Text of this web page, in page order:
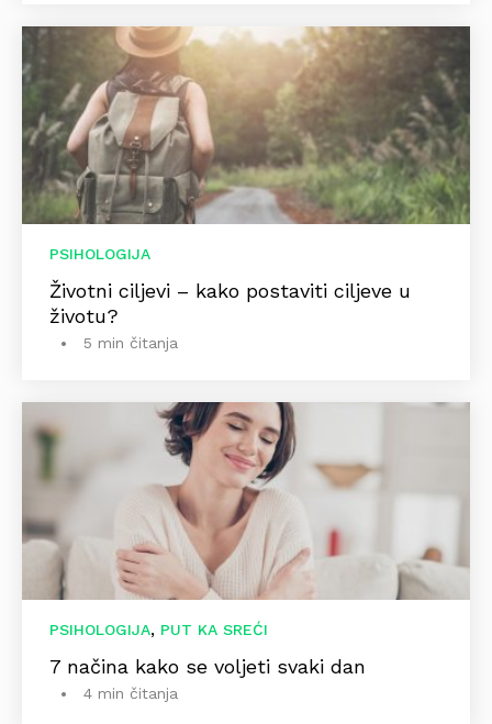
PSIHOLOGIJA
Životni ciljevi – kako postaviti ciljeve u
životu?
5 min čitanja
PSIHOLOGIJA, PUT KA SREĆI
7 načina kako se voljeti svaki dan
4 min čitanja